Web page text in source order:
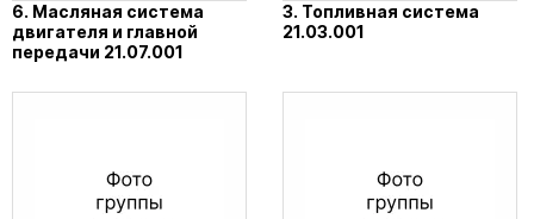
6. Масляная система
двигателя и главной
передачи 21.07.001
3. Топливная система
21.03.001